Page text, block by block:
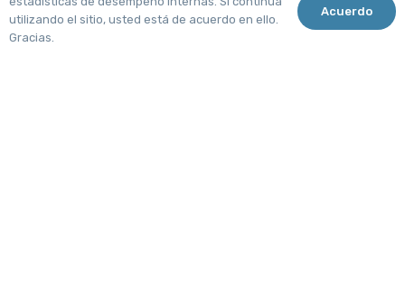
utilizando el sitio, usted está de acuerdo en ello.
Gracias.
Acuerdo